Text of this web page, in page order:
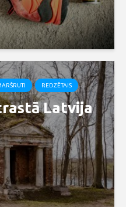
REDZĒTAIS
Latvija